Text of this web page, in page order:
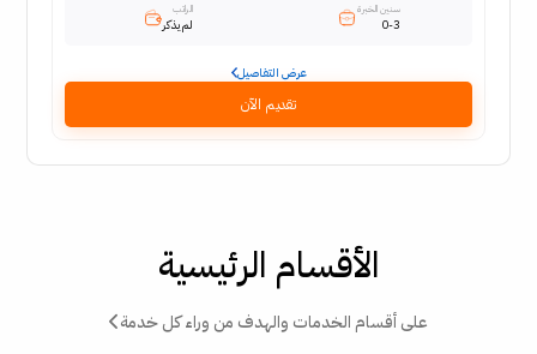
سنين الخبرة
0-3
الراتب
لم يذكر
عرض التفاصيل
تقديم الآن
الأقسام الرئيسية
على أقسام الخدمات والهدف من وراء كل خدمة